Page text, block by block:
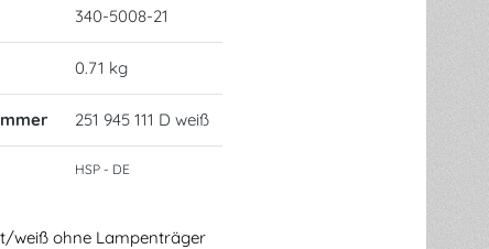
340-5008-21
0.71 kg
251 945 111 D weiß
HSP - DE
weiß ohne Lampenträger